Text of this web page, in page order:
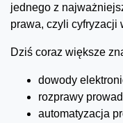
jednego z
prawa, czyli cyfryzacji
Dziś coraz większe
dowody
rozprawy
automatyzacja